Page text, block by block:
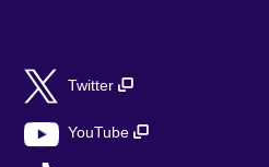
Twitter
YouTube